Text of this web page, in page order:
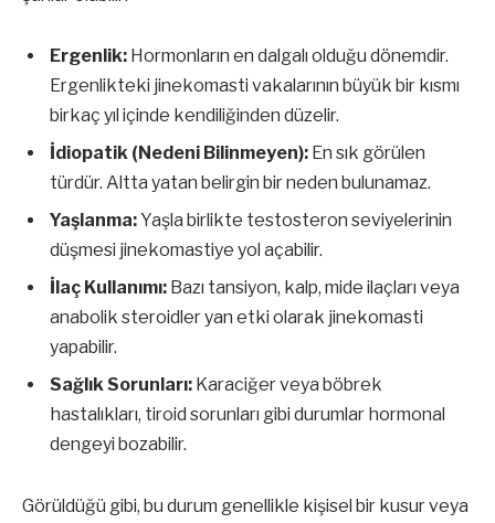
Ergenlik: Hormonların en dalgalı olduğu dönemdir.
Ergenlikteki jinekomasti vakalarının büyük bir kısmı
birkaç yıl içinde kendiliğinden düzelir.
İdiopatik (Nedeni Bilinmeyen): En sık görülen
türdür. Altta yatan belirgin bir neden bulunamaz.
Yaşlanma:Yaşla birlikte testosteron seviyelerinin
düşmesi jinekomastiye yol açabilir.
İlaç Kullanımı: Bazı tansiyon, kalp, mide ilaçları veya
anabolik steroidler yan etki olarak jinekomasti
yapabilir.
Sağlık Sorunları: Karaciğer veya böbrek
hastalıkları, tiroid sorunları gibi durumlar hormonal
dengeyi bozabilir.
Görüldüğü gibi, bu durum genellikle kişisel bir kusur veya